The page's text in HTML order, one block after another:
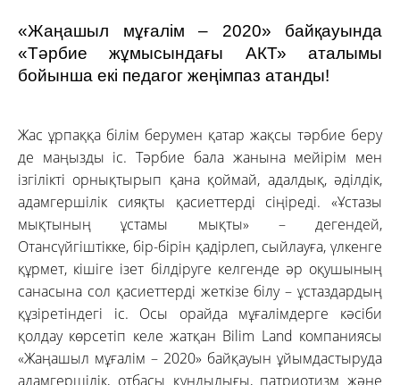
«Жаңашыл мұғалім – 2020» байқауында
«Тәрбие жұмысындағы АКТ» аталымы
бойынша екі педагог жеңімпаз атанды!
Жас ұрпаққа білім берумен қатар жақсы тәрбие беру
де маңызды іс. Тәрбие бала жанына мейірім мен
ізгілікті орнықтырып қана қоймай, адалдық, әділдік,
адамгершілік сияқты қасиеттерді сіңіреді. «Ұстазы
мықтының ұстамы мықты» – дегендей,
Отансүйгіштікке, бір-бірін қадірлеп, сыйлауға, үлкенге
құрмет, кішіге ізет білдіруге келгенде әр оқушының
санасына сол қасиеттерді жеткізе білу – ұстаздардың
құзіретіндегі іс. Осы орайда мұғалімдерге кәсіби
қолдау көрсетіп келе жатқан Bilim Land компаниясы
«Жаңашыл мұғалім ­­– 2020» байқауын ұйымдастыруда
адамгершілік, отбасы құндылығы, патриотизм және